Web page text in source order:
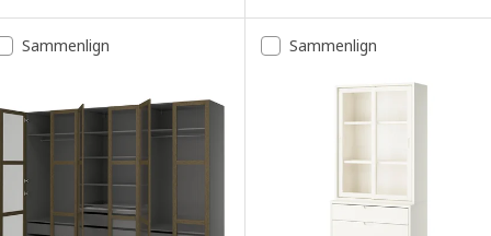
Mulighed: TONSTAD, Låge
Sammenlign Sammenlign